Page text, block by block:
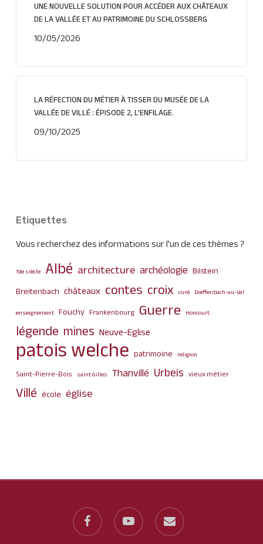
UNE NOUVELLE SOLUTION POUR ACCÉDER AUX CHÂTEAUX
DE LA VALLÉE ET AU PATRIMOINE DU SCHLOSSBERG
10/05/2026
LA RÉFECTION DU MÉTIER À TISSER DU MUSÉE DE LA
VALLÉE DE VILLÉ : ÉPISODE 2, L’ENFILAGE.
09/10/2025
Etiquettes
Vous recherchez des informations sur l'un de ces thèmes ?
19e siècle Albé architecture archéologie Bilstein
Breitenbach châteaux contes croix curé Dieffenbach-au-Val
enseignement Fouchy Frankenbourg Guerre Honcourt
légende mines Neuve-Eglise
patois welche patrimoine religion
Saint-Pierre-Bois saint Gilles Thanvillé Urbeis vieux métier
Villé école église
facebook youtube email